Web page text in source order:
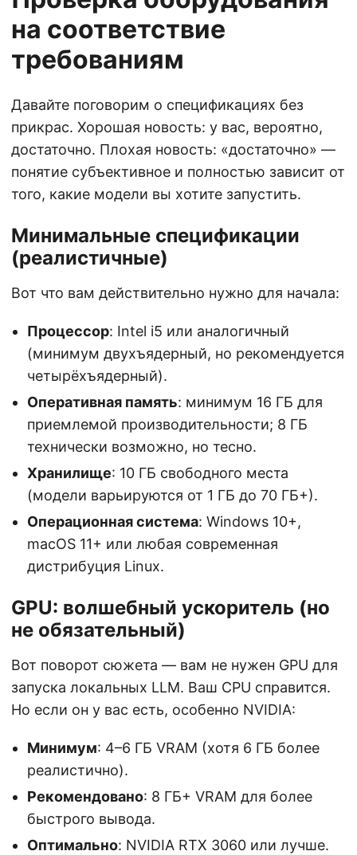
на соответствие
требованиям
Давайте поговорим о спецификациях без
прикрас. Хорошая новость: у вас, вероятно,
достаточно. Плохая новость: «достаточно» —
понятие субъективное и полностью зависит от
того, какие модели вы хотите запустить.
Минимальные спецификации
(реалистичные)
Вот что вам действительно нужно для начала:
Процессор: Intel i5 или аналогичный
(минимум двухъядерный, но рекомендуется
четырёхъядерный).
Оперативная память: минимум 16 ГБ для
приемлемой производительности; 8 ГБ
технически возможно, но тесно.
Хранилище: 10 ГБ свободного места
(модели варьируются от 1 ГБ до 70 ГБ+).
Операционная система: Windows 10+,
macOS 11+ или любая современная
дистрибуция Linux.
GPU: волшебный ускоритель (но
не обязательный)
Вот поворот сюжета — вам не нужен GPU для
запуска локальных LLM. Ваш CPU справится.
Но если он у вас есть, особенно NVIDIA:
Минимум: 4–6 ГБ VRAM (хотя 6 ГБ более
реалистично).
Рекомендовано: 8 ГБ+ VRAM для более
быстрого вывода.
Оптимально: NVIDIA RTX 3060 или лучше.